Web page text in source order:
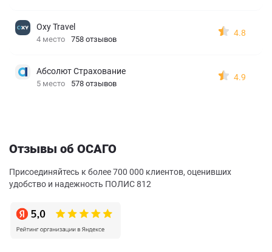
Oxy Travel
4 место 758 отзывов
4.8
Абсолют Страхование
5 место 578 отзывов
4.9
Отзывы об ОСАГО
Присоединяйтесь к более 700 000 клиентов, оценивших
удобство и надежность ПОЛИС 812